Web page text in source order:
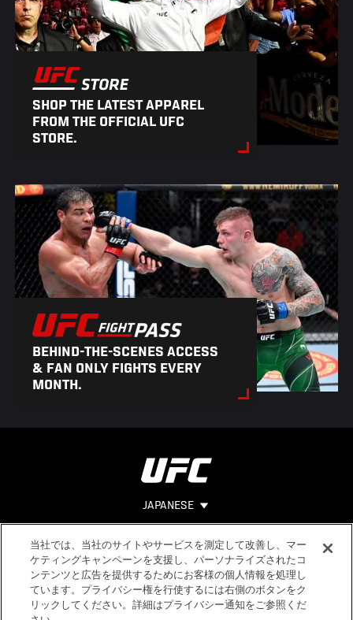
SHOP THE LATEST APPAREL
FROM THE OFFICIAL UFC
STORE.
BEHIND-THE-SCENES ACCESS
& FAN ONLY FIGHTS EVERY
MONTH.
JAPANESE
Footer ヘルプ
法的事項
利用規約
個人情報保
当社では、当社のサイトやサービスを測定して改善し、マー
ケティングキャンペーンを支援し、パーソナライズされたコ
ンテンツと広告を提供するためにお客様の個人情報を処理し
ています。プライバシー権を行使するには右側のボタンをク
リックしてください。詳細はプライバシー通知をご参照くだ